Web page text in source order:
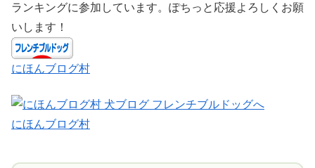
ランキングに参加しています。ぽちっと応援よろしくお願
いします！
にほんブログ村
にほんブログ村